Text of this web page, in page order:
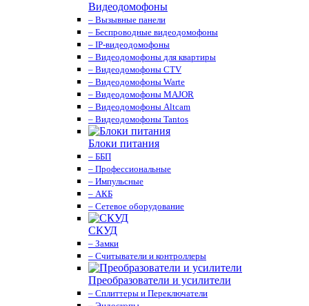
Видеодомофоны
– Вызывные панели
– Беспроводные видеодомофоны
– IP-видеодомофоны
– Видеодомофоны для квартиры
– Видеодомофоны CTV
– Видеодомофоны Warte
– Видеодомофоны MAJOR
– Видеодомофоны Altcam
– Видеодомофоны Tantos
Блоки питания
– ББП
– Профессиональные
– Импульсные
– АКБ
– Сетевое оборудование
СКУД
– Замки
– Считыватели и контроллеры
Преобразователи и усилители
– Сплиттеры и Переключатели